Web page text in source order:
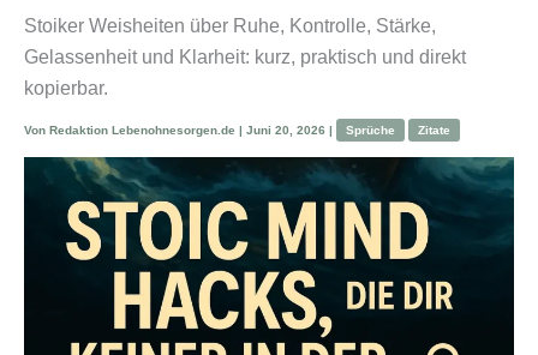
Stoiker Weisheiten über Ruhe, Kontrolle, Stärke,
Gelassenheit und Klarheit: kurz, praktisch und direkt
kopierbar.
Von Redaktion Lebenohnesorgen.de | Juni 20, 2026 | Sprüche Zitate